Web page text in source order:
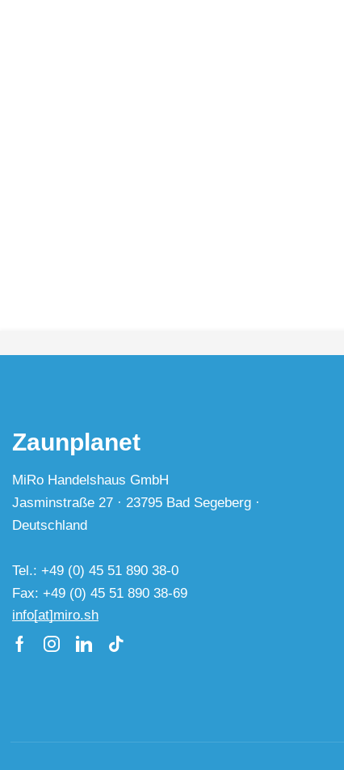
Zaunplanet
MiRo Handelshaus GmbH
Jasminstraße 27 · 23795 Bad Segeberg ·
Deutschland
Tel.: +49 (0) 45 51 890 38-0
Fax: +49 (0) 45 51 890 38-69
info[at]miro.sh